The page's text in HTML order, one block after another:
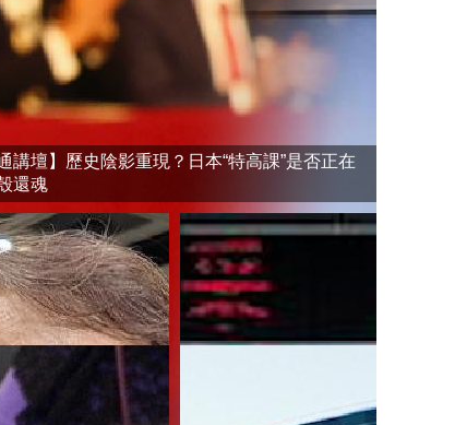
通講壇】歷史陰影重現？日本“特高課”是否正在
還魂